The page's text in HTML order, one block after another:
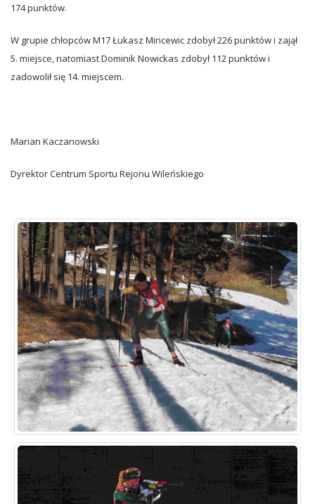
174 punktów.
W grupie chłopców M17 Łukasz Mincewic zdobył 226 punktów i zajął
5. miejsce, natomiast Dominik Nowickas zdobył 112 punktów i
zadowolił się 14. miejscem.
Marian Kaczanowski
Dyrektor Centrum Sportu Rejonu Wileńskiego